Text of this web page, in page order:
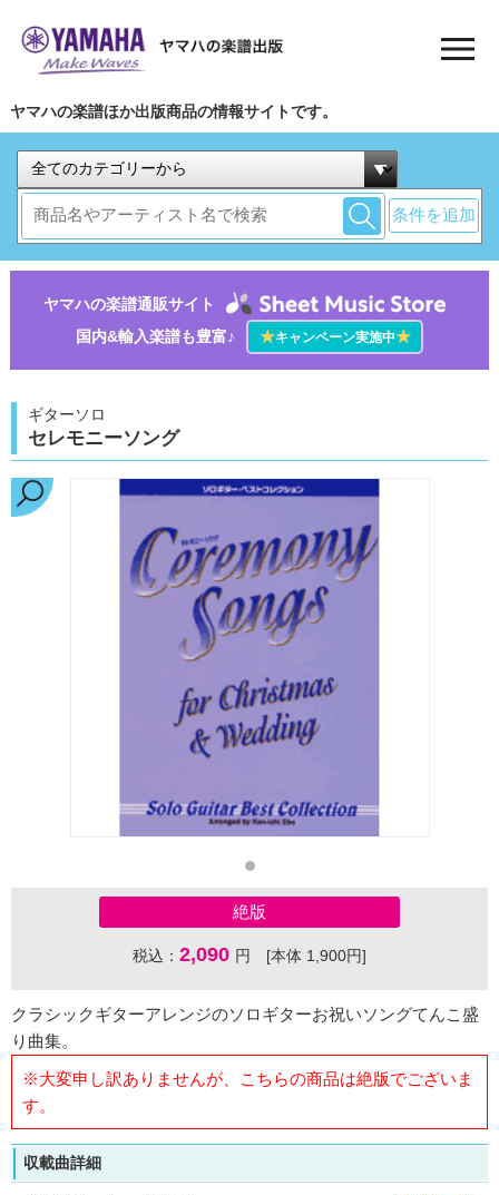
ヤマハの楽譜ほか出版商品の情報サイトです。
条件を追加
ヤマハの楽譜通販サイト
国内&輸入楽譜も豊富♪
★キャンペーン実施中★
ギターソロ
セレモニーソング
絶版
税込： 2,090 円 [本体 1,900円]
クラシックギターアレンジのソロギターお祝いソングてんこ盛
り曲集。
※大変申し訳ありませんが、こちらの商品は絶版でございま
す。
収載曲詳細